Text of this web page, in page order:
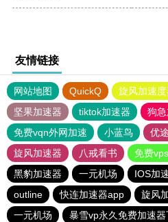
友情链接
网站地图 QuickQ 旋风加速度
坚果加速器
tiktok加速器
狗
免费vqn外网加速
小蓝鸟 优
旋风加速器
八戒看书
免费
黑豹加速器
一元机场 IOS加
outline
快连加速器app 旋风
一元机场
暴雪vp永久免费加速器